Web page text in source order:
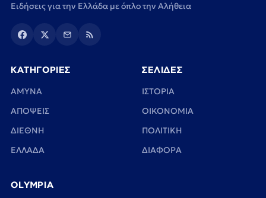
Ειδήσεις για την Ελλάδα με όπλο την Αλήθεια
ΚΑΤΗΓΟΡΙΕΣ
ΑΜΥΝΑ
ΑΠΟΨΕΙΣ
ΔΙΕΘΝΗ
ΕΛΛΑΔΑ
ΣΕΛΙΔΕΣ
ΙΣΤΟΡΙΑ
ΟΙΚΟΝΟΜΙΑ
ΠΟΛΙΤΙΚΗ
ΔΙΑΦΟΡΑ
OLYMPIA